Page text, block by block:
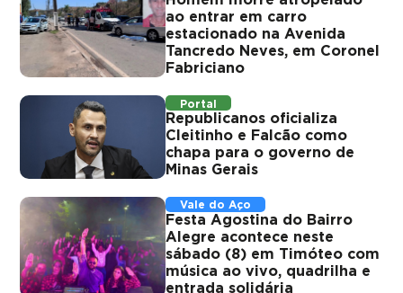
ao entrar em carro
estacionado na Avenida
Tancredo Neves, em Coronel
Fabriciano
Portal
Republicanos oficializa
Cleitinho e Falcão como
chapa para o governo de
Minas Gerais
Vale do Aço
Festa Agostina do Bairro
Alegre acontece neste
sábado (8) em Timóteo com
música ao vivo, quadrilha e
entrada solidária